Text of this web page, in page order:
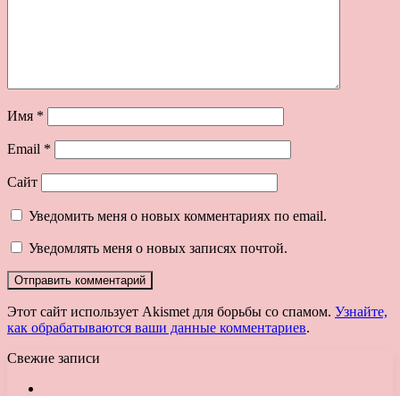
Имя *
Email *
Сайт
Уведомить меня о новых комментариях по email.
Уведомлять меня о новых записях почтой.
Этот сайт использует Akismet для борьбы со спамом. Узнайте,
как обрабатываются ваши данные комментариев.
Свежие записи